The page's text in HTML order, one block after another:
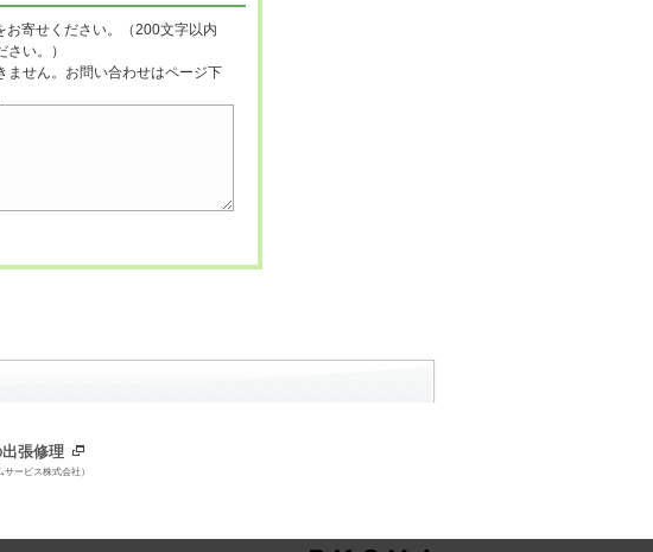
お寄せください。（200文字以内
い。）
せん。お問い合わせはページ下
張修理
サービス株式会社）